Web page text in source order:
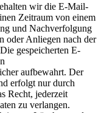
wir die E-Mail-
Zeitraum von einem
und Nachverfolgung
oder Anliegen nach der
gespeicherten E-
aufbewahrt. Der
erfolgt nur durch
Recht, jederzeit
zu verlangen.